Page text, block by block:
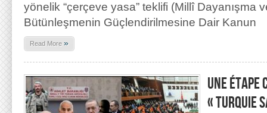
yönelik “çerçeve yasa” teklifi (Millî Dayanışma
Bütünleşmenin Güçlendirilmesine Dair Kanun
Read More »
UNE ÉTAPE
« TURQUIE